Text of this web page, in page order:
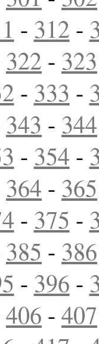
- 312 -
322 - 323
- 333 -
343 - 344
- 354 -
364 - 365
- 375 -
385 - 386
- 396 -
406 - 407